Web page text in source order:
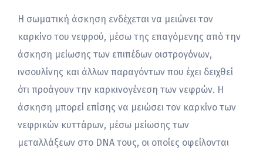
Η σωματική άσκηση ενδέχεται να μειώνει τον
καρκίνο του νεφρού, μέσω της επαγόμενης από την
άσκηση μείωσης των επιπέδων οιστρογόνων,
ινσουλίνης και άλλων παραγόντων που έχει δειχθεί
ότι προάγουν την καρκινογένεση των νεφρών. Η
άσκηση μπορεί επίσης να μειώσει τον καρκίνο των
νεφρικών κυττάρων, μέσω μείωσης των
μεταλλάξεων στο DNA τους, οι οποίες οφείλονται